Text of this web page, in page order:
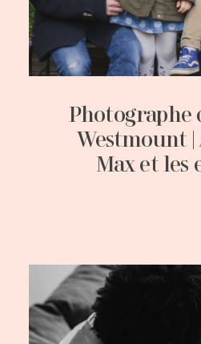
Photographe
Westmount |
Max et les